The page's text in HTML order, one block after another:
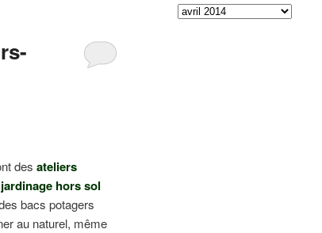
desateliers
hors sol
bacs potagers
au naturel, même
ARCHIVES